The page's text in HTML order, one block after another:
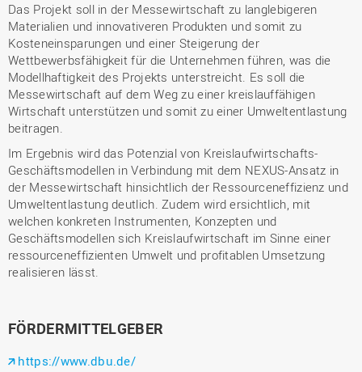
Das Projekt soll in der Messewirtschaft zu langlebigeren
Materialien und innovativeren Produkten und somit zu
Kosteneinsparungen und einer Steigerung der
Wettbewerbsfähigkeit für die Unternehmen führen, was die
Modellhaftigkeit des Projekts unterstreicht. Es soll die
Messewirtschaft auf dem Weg zu einer kreislauffähigen
Wirtschaft unterstützen und somit zu einer Umweltentlastung
beitragen.
Im Ergebnis wird das Potenzial von Kreislaufwirtschafts-
Geschäftsmodellen in Verbindung mit dem NEXUS-Ansatz in
der Messewirtschaft hinsichtlich der Ressourceneffizienz und
Umweltentlastung deutlich. Zudem wird ersichtlich, mit
welchen konkreten Instrumenten, Konzepten und
Geschäftsmodellen sich Kreislaufwirtschaft im Sinne einer
ressourceneffizienten Umwelt und profitablen Umsetzung
realisieren lässt.
FÖRDERMITTELGEBER
https://www.dbu.de/